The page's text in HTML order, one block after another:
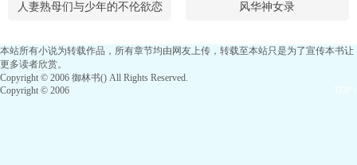
人妻熟母们与少年的不伦欲恋 风华神女录
本站所有小说为转载作品，所有章节均由网友上传，转载至本站只是为了宣传本书让
更多读者欣赏。
Copyright © 2006 御林书() All Rights Reserved.
Copyright © 2006